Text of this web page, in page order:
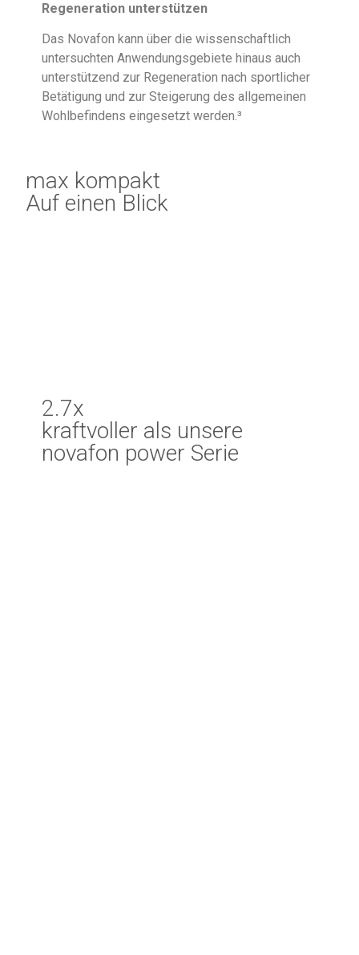
Regeneration unterstützen
Das Novafon kann über die wissenschaftlich
untersuchten Anwendungsgebiete hinaus auch
unterstützend zur Regeneration nach sportlicher
Betätigung und zur Steigerung des allgemeinen
Wohlbefindens eingesetzt werden.³
max kompakt
Auf einen Blick
2.7x
kraftvoller als unsere
novafon power Serie